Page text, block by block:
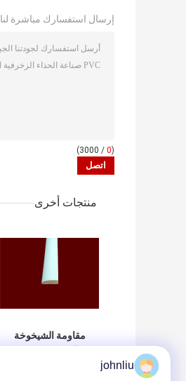
إرسال استفسارك مباشرة لنا
(
0
/ 3000)
منتجات أخرى
مقاومة الشيخوخة
johnliu